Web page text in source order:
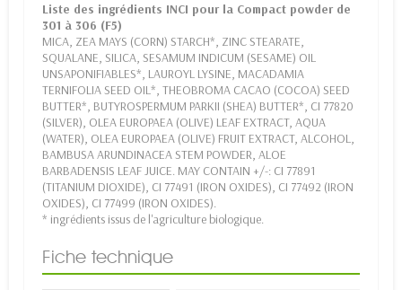
Liste des ingrédients INCI pour la Compact powder de
301 à 306 (F5)
MICA, ZEA MAYS (CORN) STARCH*, ZINC STEARATE,
SQUALANE, SILICA, SESAMUM INDICUM (SESAME) OIL
UNSAPONIFIABLES*, LAUROYL LYSINE, MACADAMIA
TERNIFOLIA SEED OIL*, THEOBROMA CACAO (COCOA) SEED
BUTTER*, BUTYROSPERMUM PARKII (SHEA) BUTTER*, CI 77820
(SILVER), OLEA EUROPAEA (OLIVE) LEAF EXTRACT, AQUA
(WATER), OLEA EUROPAEA (OLIVE) FRUIT EXTRACT, ALCOHOL,
BAMBUSA ARUNDINACEA STEM POWDER, ALOE
BARBADENSIS LEAF JUICE. MAY CONTAIN +/-: CI 77891
(TITANIUM DIOXIDE), CI 77491 (IRON OXIDES), CI 77492 (IRON
OXIDES), CI 77499 (IRON OXIDES).
* ingrédients issus de l'agriculture biologique.
Fiche technique